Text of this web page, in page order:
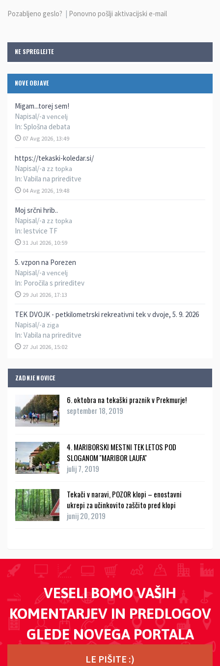
NE SPREGLEJTE
NOVE OBJAVE
Migam...torej sem!
Napisal/-a vencelj
In: Splošna debata
07 Avg 2026, 13:49
https://tekaski-koledar.si/
Napisal/-a zz topka
In: Vabila na prireditve
04 Avg 2026, 19:48
Moj srčni hrib..
Napisal/-a zz topka
In: lestvice TF
31 Jul 2026, 10:59
5. vzpon na Porezen
Napisal/-a vencelj
In: Poročila s prireditev
29 Jul 2026, 17:13
TEK DVOJK - petkilometrski rekreativni tek v dvoje, 5. 9. 2026
Napisal/-a ziga
In: Vabila na prireditve
27 Jul 2026, 15:02
ZADNJE NOVICE
6. oktobra na tekaški praznik v Prekmurje!
september 18, 2019
4. MARIBORSKI MESTNI TEK LETOS POD
SLOGANOM ''MARIBOR LAUFA''
julij 7, 2019
Tekači v naravi, POZOR klopi – enostavni
ukrepi za učinkovito zaščito pred klopi
junij 20, 2019
Pozabljeno geslo? | Ponovno pošlji aktivacijski e-mail
VESELI BOMO VAŠIH
KOMENTARJEV IN PREDLOGOV
GLEDE NOVEGA PORTALA
LE PIŠITE :)